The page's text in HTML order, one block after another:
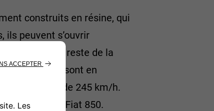
construits en résine, qui
ils peuvent s’ouvrir
cycle. Le reste de la
parties sont en
maximale de 245 km/h.
», la Fiat 850.